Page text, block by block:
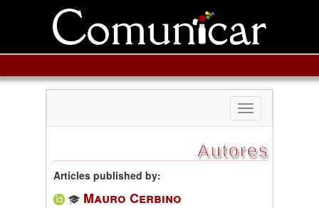
Toggle
navigation
Autores
Articles published by:
Mauro Cerbino